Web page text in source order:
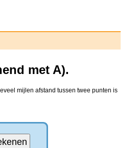
met A).
mijlen afstand tussen twee punten is